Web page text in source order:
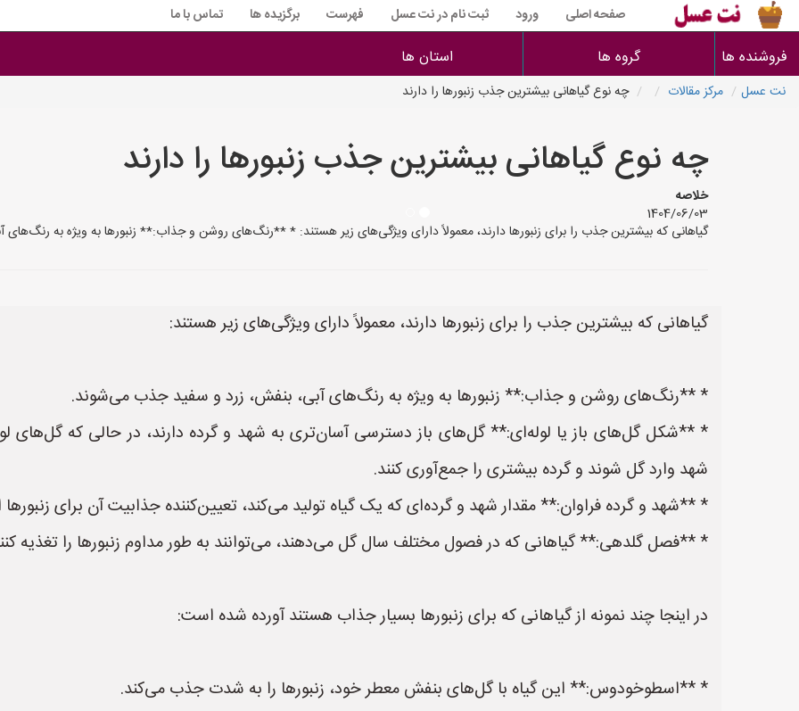
صفحه اصلی ورود ثبت نام در نت عسل فهرست برگزیده ها تماس با ما
فروشنده ها گروه ها استان ها
نت عسل مرکز مقالات چه نوع گیاهانی بیشترین جذب زنبورها را دارند
چه نوع گیاهانی بیشترین جذب زنبورها را دارند
خلاصه
1404/06/03
گیاهانی که بیشترین جذب را برای زنبورها دارند، معمولاً دارای ویژگی‌های زیر هستند: * **رنگ‌های روشن و جذاب:** زنبورها به ویژه به
گیاهانی که بیشترین جذب را برای زنبورها دارند، معمولاً دارای ویژگی‌های زیر هستند:
* **رنگ‌های روشن و جذاب:** زنبورها به ویژه به رنگ‌های آبی، بنفش، زرد و سفید جذب می‌شوند.
* **شکل گل‌های باز یا لوله‌ای:** گل‌های باز دسترسی آسان‌تری به شهد و گرده دارند، در حالی که گل‌های
شهد وارد گل شوند و گرده بیشتری را جمع‌آوری کنند.
* **شهد و گرده فراوان:** مقدار شهد و گرده‌ای که یک گیاه تولید می‌کند، تعیین‌کننده جذابیت آن برای
* **فصل گلدهی:** گیاهانی که در فصول مختلف سال گل می‌دهند، می‌توانند به طور مداوم زنبورها را تغذیه
در اینجا چند نمونه از گیاهانی که برای زنبورها بسیار جذاب هستند آورده شده است:
* **اسطوخودوس:** این گیاه با گل‌های بنفش معطر خود، زنبورها را به شدت جذب می‌کند.